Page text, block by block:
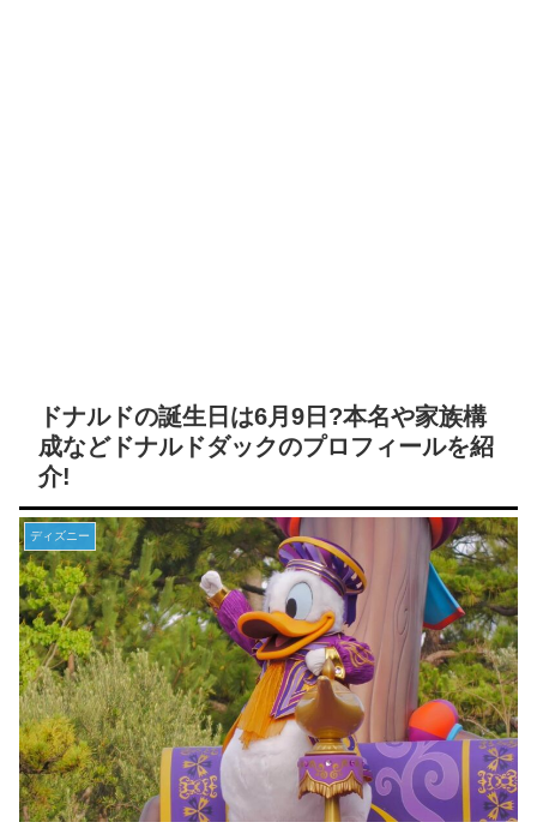
ドナルドの誕生日は6月9日?本名や家族構
成などドナルドダックのプロフィールを紹
介!
ディズニー